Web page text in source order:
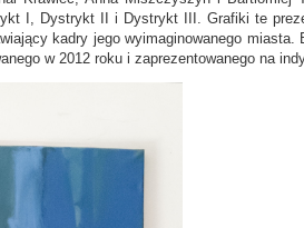
I, Dystrykt II i Dystrykt III. Grafiki te
kadry jego wyimaginowanego miasta.
w 2012 roku i zaprezentowanego na